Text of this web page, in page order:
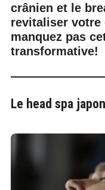
crânien et le
revitaliser votre
manquez pas
transformative!
Le head spa